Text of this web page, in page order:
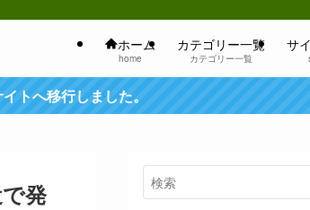
ホーム
home
カテゴリー一覧
カテゴリー一覧
サ
トへ移行しました。
発